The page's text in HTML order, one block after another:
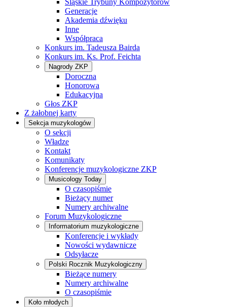
Śląskie Trybuny Kompozytorów
Generacje
Akademia dźwięku
Inne
Współpraca
Konkurs im. Tadeusza Bairda
Konkurs im. Ks. Prof. Feichta
Nagrody ZKP
Doroczna
Honorowa
Edukacyjna
Głos ZKP
Z żałobnej karty
Sekcja muzykologów
O sekcji
Władze
Kontakt
Komunikaty
Konferencje muzykologiczne ZKP
Musicology Today
O czasopiśmie
Bieżący numer
Numery archiwalne
Forum Muzykologiczne
Informatorium muzykologiczne
Konferencje i wykłady
Nowości wydawnicze
Odsyłacze
Polski Rocznik Muzykologiczny
Bieżące numery
Numery archiwalne
O czasopiśmie
Koło młodych